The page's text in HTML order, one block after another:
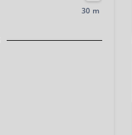
30 m